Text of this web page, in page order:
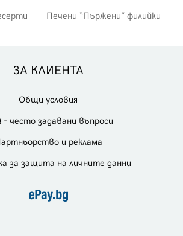
Печени “Пържени” филийки
ЗА КЛИЕНТА
Общи условия
- често задавани въпроси
и реклама
за защита на личните данни